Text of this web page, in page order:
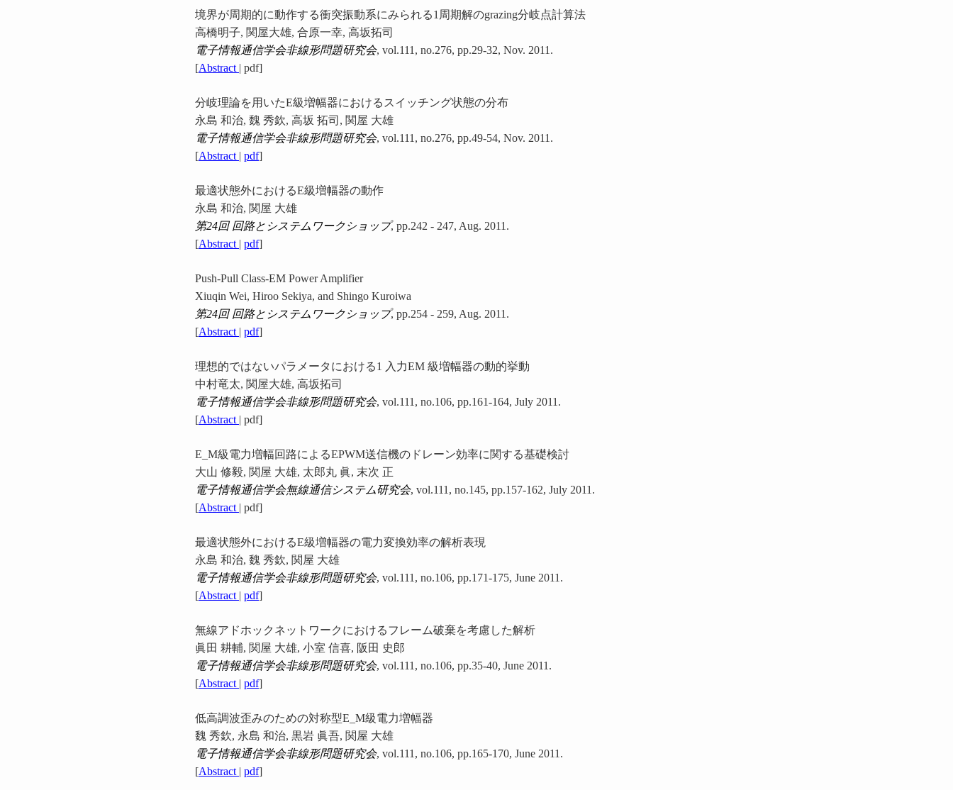
境界が周期的に動作する衝突振動系にみられる1周期解のgrazing分岐点計算法
高橋明子, 関屋大雄, 合原一幸, 高坂拓司
電子情報通信学会非線形問題研究会, vol.111, no.276, pp.29-32, Nov. 2011.
[Abstract | pdf]
分岐理論を用いたE級増幅器におけるスイッチング状態の分布
永島 和治, 魏 秀欽, 高坂 拓司, 関屋 大雄
電子情報通信学会非線形問題研究会, vol.111, no.276, pp.49-54, Nov. 2011.
[Abstract | pdf]
最適状態外におけるE級増幅器の動作
永島 和治, 関屋 大雄
第24回 回路とシステムワークショップ, pp.242 - 247, Aug. 2011.
[Abstract | pdf]
Push-Pull Class-EM Power Amplifier
Xiuqin Wei, Hiroo Sekiya, and Shingo Kuroiwa
第24回 回路とシステムワークショップ, pp.254 - 259, Aug. 2011.
[Abstract | pdf]
理想的ではないパラメータにおける1 入力EM 級増幅器の動的挙動
中村竜太, 関屋大雄, 高坂拓司
電子情報通信学会非線形問題研究会, vol.111, no.106, pp.161-164, July 2011.
[Abstract | pdf]
E_M級電力増幅回路によるEPWM送信機のドレーン効率に関する基礎検討
大山 修毅, 関屋 大雄, 太郎丸 眞, 末次 正
電子情報通信学会無線通信システム研究会, vol.111, no.145, pp.157-162, July 2011.
[Abstract | pdf]
最適状態外におけるE級増幅器の電力変換効率の解析表現
永島 和治, 魏 秀欽, 関屋 大雄
電子情報通信学会非線形問題研究会, vol.111, no.106, pp.171-175, June 2011.
[Abstract | pdf]
無線アドホックネットワークにおけるフレーム破棄を考慮した解析
眞田 耕輔, 関屋 大雄, 小室 信喜, 阪田 史郎
電子情報通信学会非線形問題研究会, vol.111, no.106, pp.35-40, June 2011.
[Abstract | pdf]
低高調波歪みのための対称型E_M級電力増幅器
魏 秀欽, 永島 和治, 黒岩 眞吾, 関屋 大雄
電子情報通信学会非線形問題研究会, vol.111, no.106, pp.165-170, June 2011.
[Abstract | pdf]